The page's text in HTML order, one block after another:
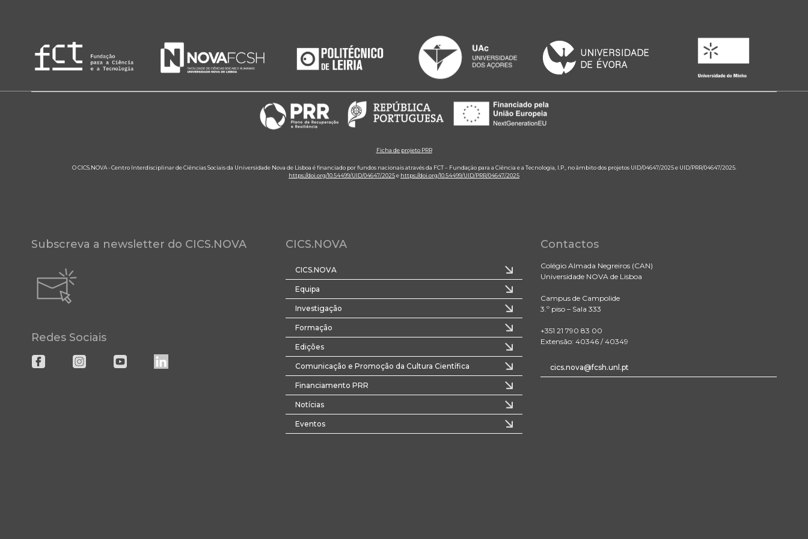
Ficha de projeto PRR
O CICS.NOVA - Centro Interdisciplinar de Ciências Sociais da Universidade Nova de Lisboa é financiado por fundos nacionais através da FCT – Fundação para a Ciência e a Tecnologia, I.P., no âmbito dos projetos UID/04647/2025 e UID/PRR/04647/2025.
https://doi.org/10.54499/UID/04647/2025e https://doi.org/10.54499/UID/PRR/04647/2025
Subscreva a newsletter do CICS.NOVA
Redes Sociais
CICS.NOVA
CICS.NOVA
Equipa
Investigação
Formação
Edições
Comunicação e Promoção da Cultura Científica
Financiamento PRR
Notícias
Eventos
Contactos
Colégio Almada Negreiros (CAN)
Universidade NOVA de Lisboa
Campus de Campolide
3.º piso – Sala 333
+351 21 790 83 00
Extensão: 40346 / 40349
cics.nova@fcsh.unl.pt